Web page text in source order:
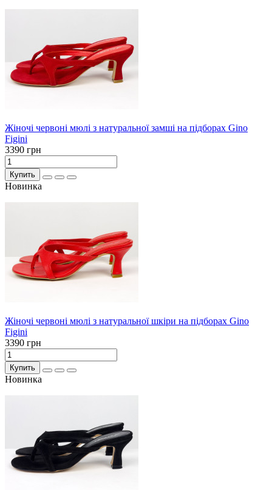
Жіночі червоні мюлі з натуральної замші на підборах Gino
Figini
3390 грн
Купить
Новинка
Жіночі червоні мюлі з натуральної шкіри на підборах Gino
Figini
3390 грн
Купить
Новинка